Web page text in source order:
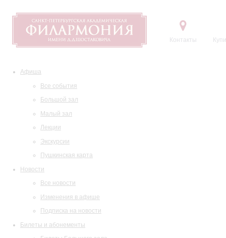
Контакты
Афиша
Все события
Большой зал
Малый зал
Лекции
Экскурсии
Пушкинская карта
Новости
Все новости
Изменения в афише
Подписка на новости
Билеты и абонементы